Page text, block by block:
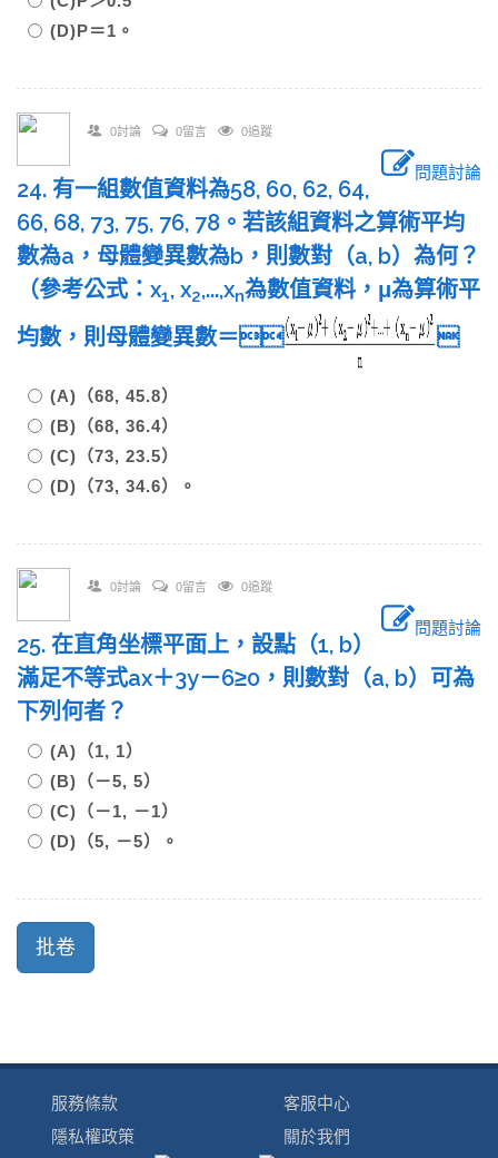
(D)P＝1。
0討論 0留言 0追蹤
問題討論
24. 有一組數值資料為58, 60, 62, 64,
66, 68, 73, 75, 76, 78。若該組資料之算術平均
數為a，母體變異數為b，則數對（a, b）為何？
（參考公式：x1, x2,...,xn為數值資料，μ為算術平
均數，則母體變異數＝

(A)（68, 45.8）
(B)（68, 36.4）
(C)（73, 23.5）
(D)（73, 34.6）。
0討論 0留言 0追蹤
問題討論
25. 在直角坐標平面上，設點（1, b）
滿足不等式ax＋3y－6≥0，則數對（a, b）可為
下列何者？
(A)（1, 1）
(B)（－5, 5）
(C)（－1, －1）
(D)（5, －5）。
服務條款
隱私權政策
客服中心
關於我們